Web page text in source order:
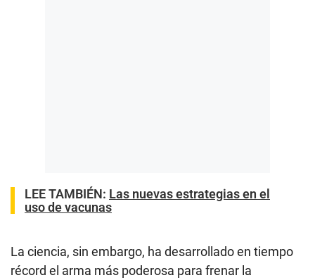
LEE TAMBIÉN: Las nuevas estrategias en el
uso de vacunas
La ciencia, sin embargo, ha desarrollado en tiempo
récord el arma más poderosa para frenar la